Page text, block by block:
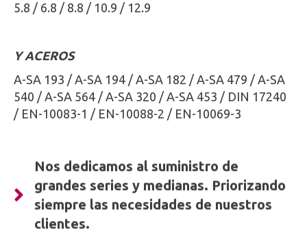
5.8 / 6.8 / 8.8 / 10.9 / 12.9
Y ACEROS
A-SA 193 / A-SA 194 / A-SA 182 / A-SA 479 / A-SA
540 / A-SA 564 / A-SA 320 / A-SA 453 / DIN 17240
/ EN-10083-1 / EN-10088-2 / EN-10069-3
Nos dedicamos al suministro de
grandes series y medianas. Priorizando
siempre las necesidades de nuestros
clientes.